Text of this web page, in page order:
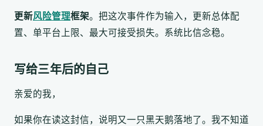
更新风险管理框架。把这次事件作为输入，更新总体配
置、单平台上限、最大可接受损失。系统比信念稳。
写给三年后的自己
亲爱的我，
如果你在读这封信，说明又一只黑天鹅落地了。我不知道